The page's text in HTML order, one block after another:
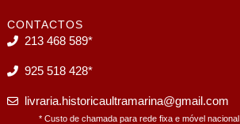
CONTACTOS
213 468 589*
925 518 428*
livraria.historicaultramarina@gmail.com
* Custo de chamada para rede fixa e móvel nacional